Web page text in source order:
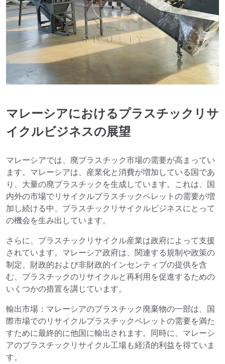
マレーシアにおけるプラスチックリサ
イクルビジネスの展望
マレーシアでは、廃プラスチック市場の需要が高まってい
ます。マレーシアは、産業化と消費が増加している国であ
り、大量の廃プラスチックを生成しています。これは、国
内外の市場でリサイクルプラスチックペレットの需要が増
加し続ける中、プラスチックリサイクルビジネスにとって
の機会を生み出しています。
さらに、プラスチックリサイクル産業は政府によって支援
されています。マレーシア政府は、関連する規制や政策の
制定、財政的および非財政的インセンティブの提供を含
む、プラスチックのリサイクルと再利用を促進するための
いくつかの措置を講じています。
輸出市場：マレーシアのプラスチック廃棄物の一部は、国
際市場でのリサイクルプラスチックペレットの需要を満た
すために最終的に他国に輸出されます。同時に、マレーシ
アのプラスチックリサイクル工場も経済的利益を得ていま
す。